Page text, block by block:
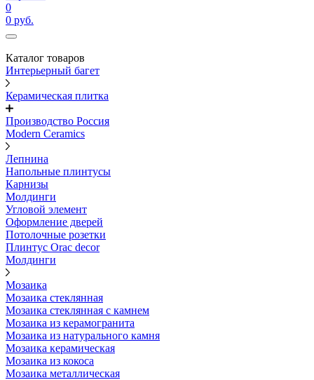
0
0 руб.
Каталог товаров
Интерьерный багет
Керамическая плитка
Производство Россия
Modern Ceramics
Лепнина
Напольные плинтусы
Карнизы
Молдинги
Угловой элемент
Оформление дверей
Потолочные розетки
Плинтус Orac decor
Молдинги
Мозаика
Мозаика стеклянная
Мозаика стеклянная с камнем
Мозаика из керамогранита
Мозаика из натурального камня
Мозаика керамическая
Мозаика из кокоса
Мозаика металлическая